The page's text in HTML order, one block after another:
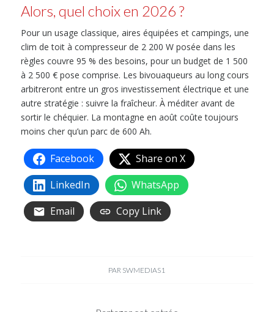
Alors, quel choix en 2026 ?
Pour un usage classique, aires équipées et campings, une
clim de toit à compresseur de 2 200 W posée dans les
règles couvre 95 % des besoins, pour un budget de 1 500
à 2 500 € pose comprise. Les bivouaqueurs au long cours
arbitreront entre un gros investissement électrique et une
autre stratégie : suivre la fraîcheur. À méditer avant de
sortir le chéquier. La montagne en août coûte toujours
moins cher qu’un parc de 600 Ah.
Facebook
Share on X
LinkedIn
WhatsApp
Email
Copy Link
PAR SWMEDIAS1